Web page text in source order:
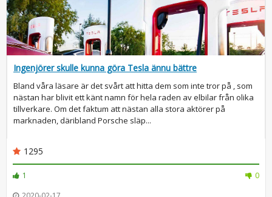
Ingenjörer skulle kunna göra Tesla ännu bättre
Bland våra läsare är det svårt att hitta dem som inte tror på , som
nästan har blivit ett känt namn för hela raden av elbilar från olika
tillverkare. Om det faktum att nästan alla stora aktörer på
marknaden, däribland Porsche släp...
1295
1
0